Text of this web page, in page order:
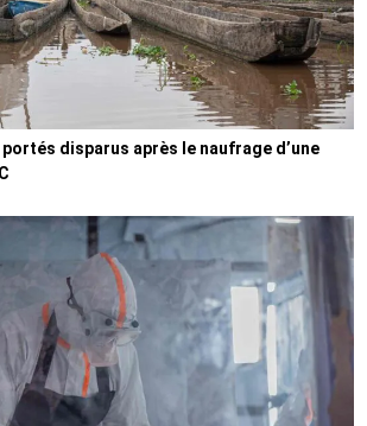
disparus après le naufrage d’une